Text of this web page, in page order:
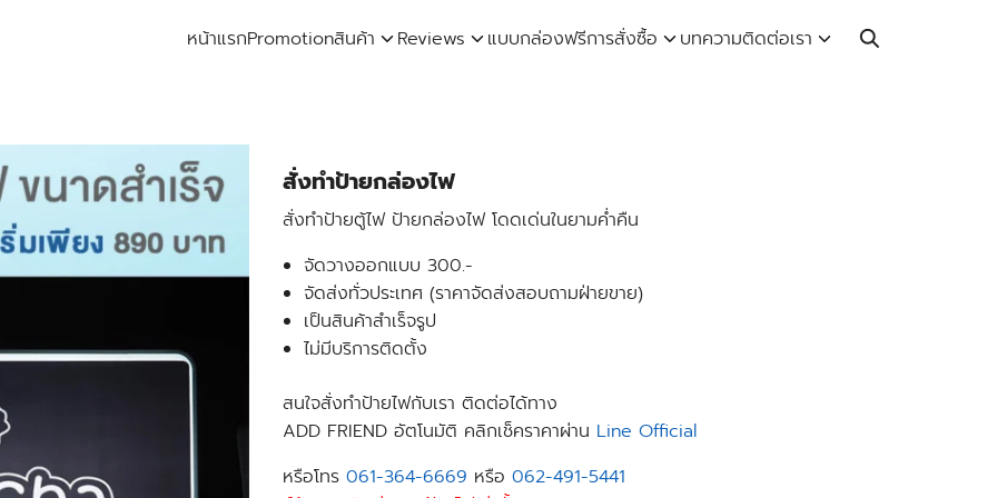
หน้าแรกPromotionสินค้า Reviews แบบกล่องฟรีการสั่งซื้อ บทความติดต่อเรา
สั่งทำป้ายกล่องไฟ
สั่งทำป้ายตู้ไฟ ป้ายกล่องไฟ โดดเด่นในยามค่ำคืน
จัดวางออกแบบ 300.-
จัดส่งทั่วประเทศ (ราคาจัดส่งสอบถามฝ่ายขาย)
เป็นสินค้าสำเร็จรูป
ไม่มีบริการติดตั้ง
สนใจสั่งทำป้ายไฟกับเรา ติดต่อได้ทาง
ADD FRIEND อัตโนมัติ คลิกเช็คราคาผ่าน Line Official
หรือโทร 061-364-6669 หรือ 062-491-5441